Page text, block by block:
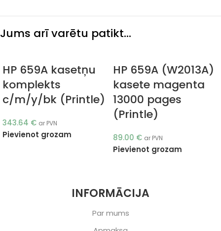
Jums arī varētu patikt…
HP 659A kasetņu
komplekts
c/m/y/bk (Printle)
343.64 € ar PVN
Pievienot grozam
HP 659A (W2013A)
kasete magenta
13000 pages
(Printle)
89.00 € ar PVN
Pievienot grozam
INFORMĀCIJA
Par mums